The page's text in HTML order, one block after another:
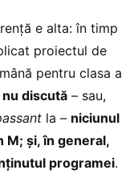
e alta: în timp
proiectul de
pentru clasa a
nu discută – sau,
la – niciunul
și, în general,
programei.